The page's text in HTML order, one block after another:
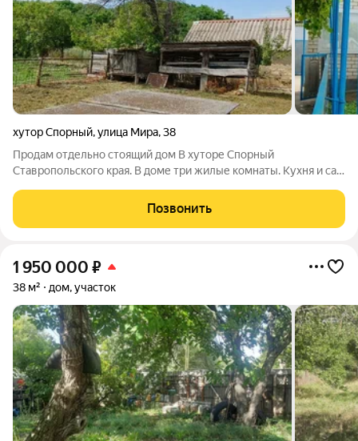
хутор Спорный,улица Мира,38
Продам отдельно стоящий дом В хуторе Спорный
Ставропольского края. В доме три жилые комнаты. Кухня и сан
комнаты. Остается все что вы видите на фото. Дом и участок в
ухоженном состояние. Все
Позвонить
1 950 000 ₽
38 м² дом, участок